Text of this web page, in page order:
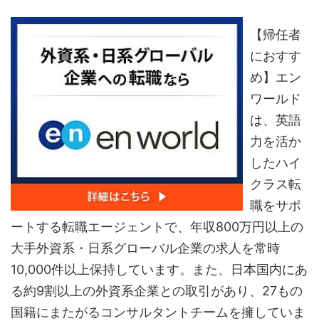
【帰任者
におすす
め】エン
ワールド
は、英語
力を活か
したハイ
クラス転
職をサポ
ートする転職エージェントで、年収800万円以上の
大手外資系・日系グローバル企業の求人を常時
10,000件以上保持しています。また、日本国内にあ
る約9割以上の外資系企業との取引があり、27もの
国籍にまたがるコンサルタントチームを擁していま